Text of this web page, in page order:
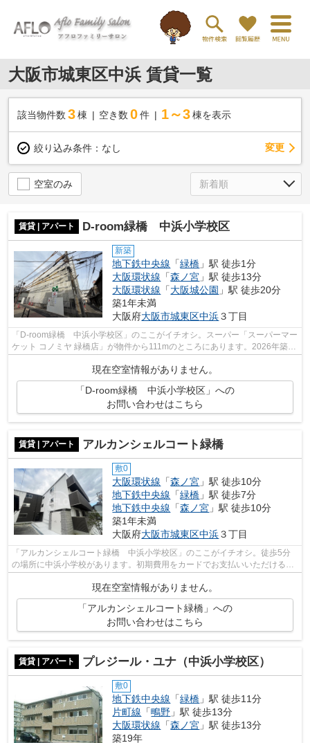
大阪市城東区中浜 賃貸一覧
該当物件数 3棟 空き数 0 件 1～3 棟を表示
絞り込み条件： なし 変更
空室のみ
賃貸 | アパート D-room緑橋 中浜小学校区
新築
地下鉄中央線 「緑橋 」駅 徒歩1分
大阪環状線 「森ノ宮 」駅 徒歩13分
大阪環状線 「大阪城公園 」駅 徒歩20分
築1年未満
大阪府大阪市城東区中浜３丁目
「D-room緑橋 中浜小学校区」のここがイチオシ。スーパー「スーパーマー
ケット コノミヤ 緑橋店」が物件から111mのところにあります。2026年築の
現在空室情報がありません。
「D-room緑橋 中浜小学校区」への
お問い合わせはこちら
賃貸 | アパート アルカンシェルコート緑橋
敷0
大阪環状線 「森ノ宮 」駅 徒歩10分
地下鉄中央線 「緑橋 」駅 徒歩7分
地下鉄中央線 「森ノ宮 」駅 徒歩10分
築1年未満
大阪府大阪市城東区中浜３丁目
「アルカンシェルコート緑橋 中浜小学校区」のここがイチオシ。徒歩5分
の場所に中浜小学校があります。初期費用をカードでお支払いいただけるの
で、カードで決済したい方にもおすすめ...
現在空室情報がありません。
「アルカンシェルコート緑橋」への
お問い合わせはこちら
賃貸 | アパート プレジール・ユナ（中浜小学校区）
敷0
地下鉄中央線 「緑橋 」駅 徒歩11分
片町線 「鴫野 」駅 徒歩13分
大阪環状線 「森ノ宮 」駅 徒歩13分
築19年